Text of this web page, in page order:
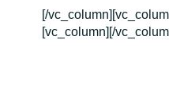
[/
[vc_column][/